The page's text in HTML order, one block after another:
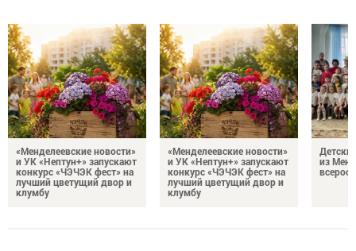
«Менделеевские новости»
и УК «Нептун+» запускают
конкурс «ЧЭЧЭК фест» на
лучший цветущий двор и
клумбу
«Менделеевские новости»
и УК «Нептун+» запускают
конкурс «ЧЭЧЭК фест» на
лучший цветущий двор и
клумбу
из